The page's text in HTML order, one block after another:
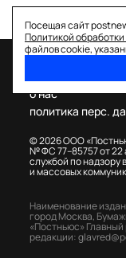
Посещая сайт
Политикой
файлов cookie,
© 2026 ООО
№ ФС 77–85757 от 22
службой по надзору
и массовых
о нас
политика перс.
Наименование
город Москва,
«Постньюс»
редакции: